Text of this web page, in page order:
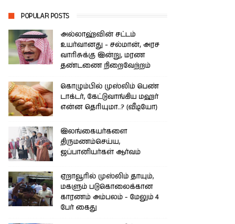
POPULAR POSTS
அல்லாஹ்வின் சட்டம்
உயர்வானது - சல்மான், அரச
வாரிசுக்கு இன்று, மரண
தண்டணை நிறைவேற்றம்
கொழும்பில் முஸ்லிம் பெண்
டாக்டர், கேட்டுவாங்கிய மஹர்
என்ன தெரியுமா..? (வீடியோ)
இலங்கையர்களை
திருமணம்செய்ய,
ஜப்பானியர்கள் ஆர்வம்
ஏறாவூரில் முஸ்லிம் தாயும்,
மகளும் படுகொலைக்கான
காரணம் அம்பலம் - மேலும் 4
பேர் கைது